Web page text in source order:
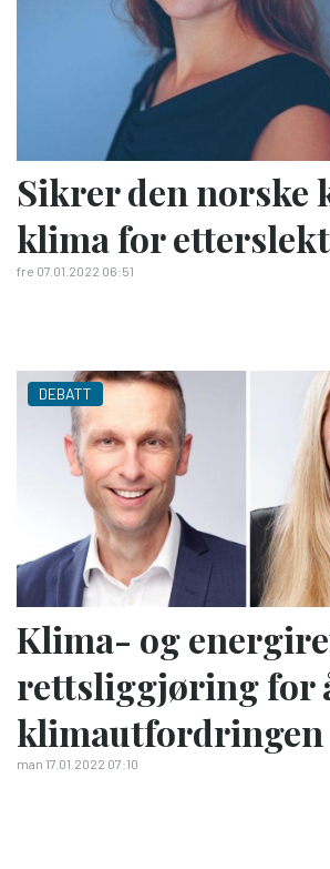
Sikrer den norske
klima for
fre 07.01.2022 06:51
DEBATT
Klima- og
rettsliggjøring for
klimautfordringen
man 17.01.2022 07:10